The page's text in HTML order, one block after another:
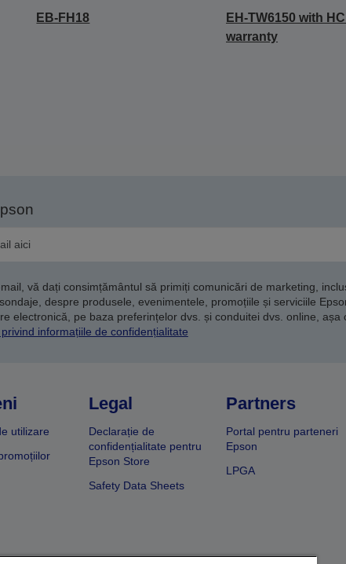
EB-FH18
EH-TW6150 with
warranty
vă dați consimțământul să primiți comunicări de marketing,
despre produsele, evenimentele, promoțiile și serviciile
electronică, pe baza preferințelor dvs. și conduitei dvs. online, așa
informațiile de confidențialitate
utilizare
Legal
Declarație de
confidențialitate pentru
Epson Store
Safety Data Sheets
Partners
Portal pentru parteneri
Epson
LPGA